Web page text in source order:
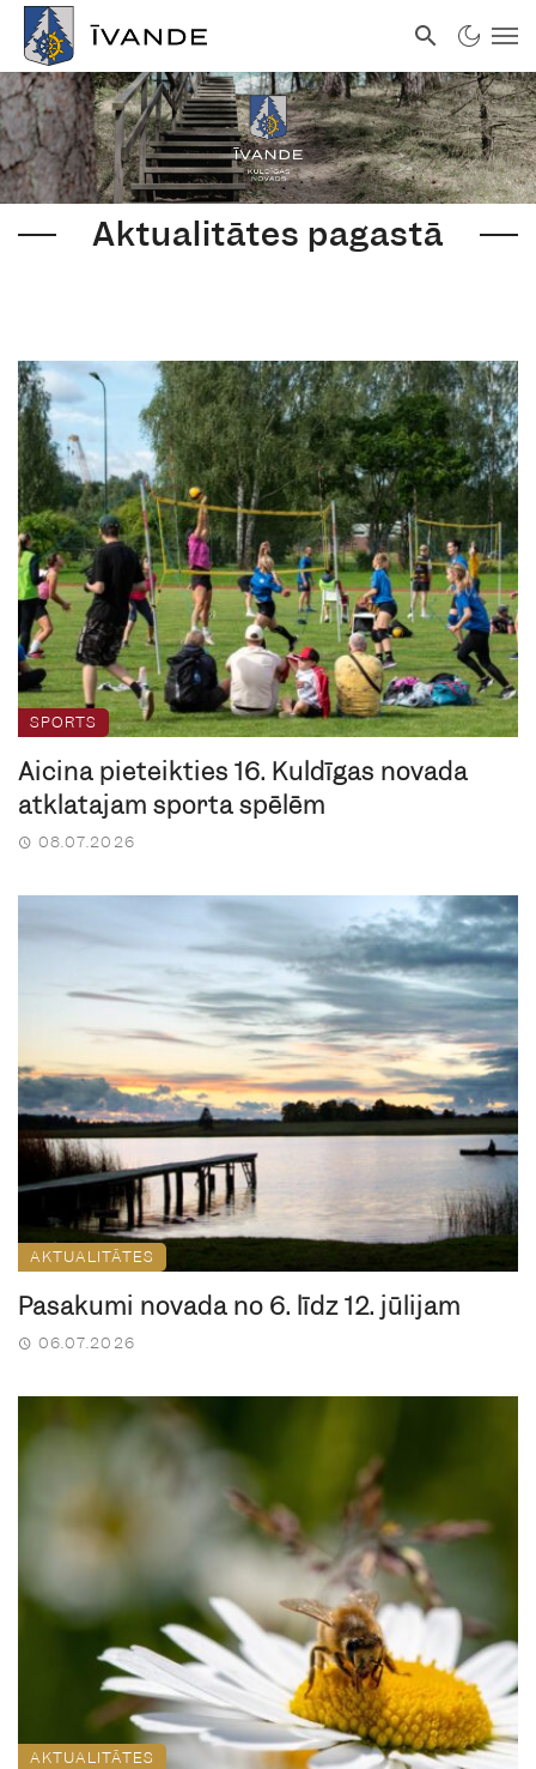
Aktualitātes pagastā
SPORTS
Aicina pieteikties 16. Kuldīgas novada
atklātajām sporta spēlēm
08.07.2026
AKTUALITĀTES
Pasākumi novadā no 6. līdz 12. jūlijam
06.07.2026
AKTUALITĀTES